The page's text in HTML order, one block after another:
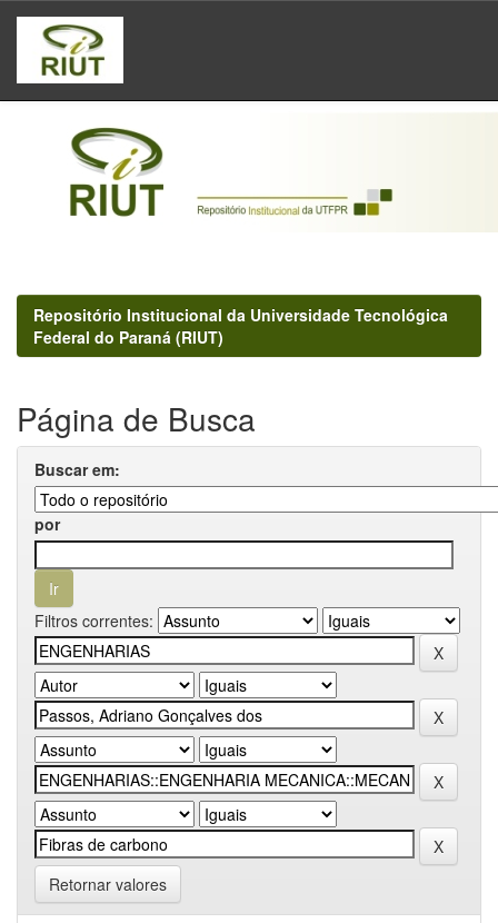
Skip
navigation
Repositório Institucional da Universidade Tecnológica
Federal do Paraná (RIUT)
Página de Busca
Buscar em:
por
Filtros correntes:
Retornar valores